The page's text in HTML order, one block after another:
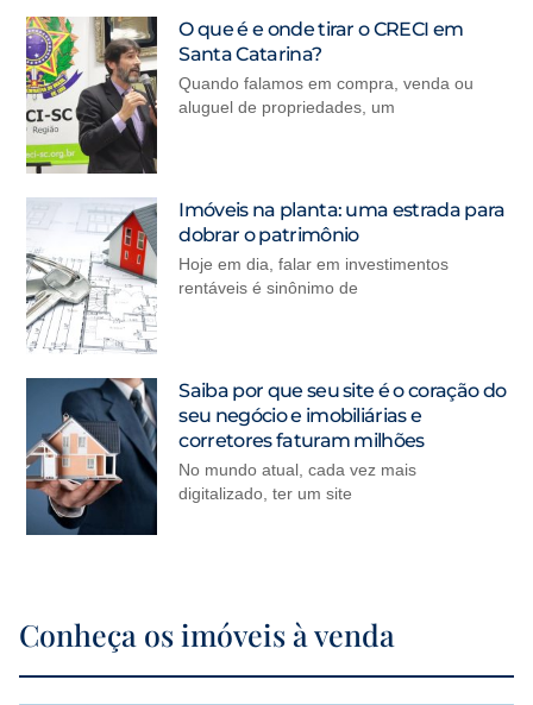
O que é e onde tirar o CRECI em
Santa Catarina?
Quando falamos em compra, venda ou
aluguel de propriedades, um
Imóveis na planta: uma estrada para
dobrar o patrimônio
Hoje em dia, falar em investimentos
rentáveis é sinônimo de
Saiba por que seu site é o coração do
seu negócio e imobiliárias e
corretores faturam milhões
No mundo atual, cada vez mais
digitalizado, ter um site
Conheça os imóveis à venda